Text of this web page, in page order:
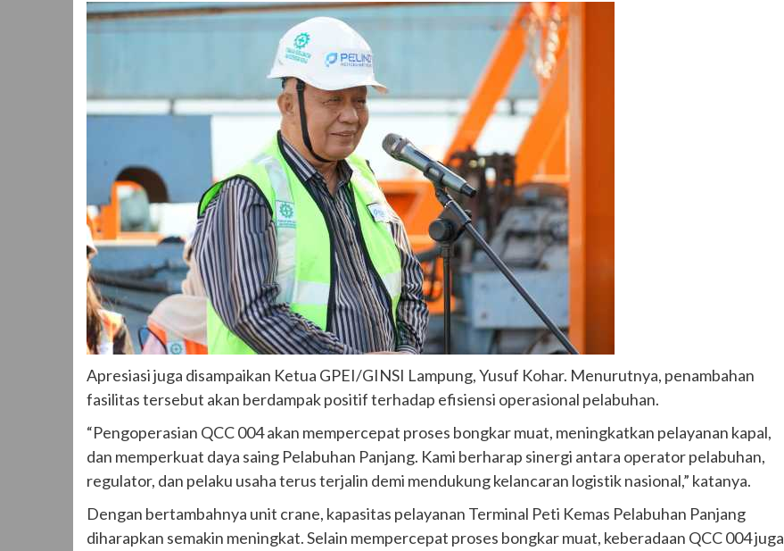
Apresiasi juga disampaikan Ketua GPEI/GINSI Lampung, Yusuf Kohar. Menurutnya, penambahan
fasilitas tersebut akan berdampak positif terhadap efisiensi operasional pelabuhan.
“Pengoperasian QCC 004 akan mempercepat proses bongkar muat, meningkatkan pelayanan kapal,
dan memperkuat daya saing Pelabuhan Panjang. Kami berharap sinergi antara operator pelabuhan,
regulator, dan pelaku usaha terus terjalin demi mendukung kelancaran logistik nasional,” katanya.
Dengan bertambahnya unit crane, kapasitas pelayanan Terminal Peti Kemas Pelabuhan Panjang
diharapkan semakin meningkat. Selain mempercepat proses bongkar muat, keberadaan QCC 004 juga